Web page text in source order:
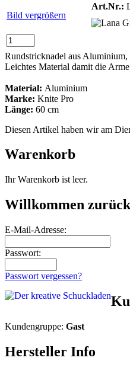
Bild vergrößern
Art.Nr.:
Rundstricknadel aus
Leichtes Material damit die
Material: Aluminium
Marke: Knite Pro
Länge: 60 cm
Diesen Artikel haben wir am
Warenkorb
Ihr Warenkorb ist leer.
Willkommen
E-Mail-Adresse:
Passwort:
Passwort vergessen?
Kundengruppe: Gast
Hersteller Info